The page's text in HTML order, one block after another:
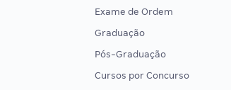
Exame de Ordem
Graduação
Pós-Graduação
Cursos por Concurso